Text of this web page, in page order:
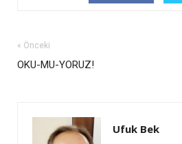
« Önceki
OKU-MU-YORUZ!
Ufuk Bek